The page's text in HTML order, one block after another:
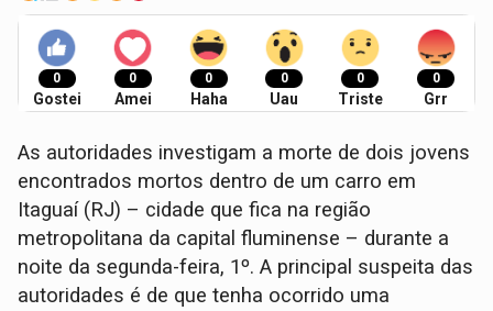
0
Gostei
0
Amei
0
Haha
0
Uau
0
Triste
0
Grr
As autoridades investigam a morte de dois jovens
encontrados mortos dentro de um carro em
Itaguaí (RJ) – cidade que fica na região
metropolitana da capital fluminense – durante a
noite da segunda-feira, 1º. A principal suspeita das
autoridades é de que tenha ocorrido uma